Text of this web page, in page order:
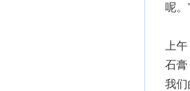
呢。
上
石膏
我们